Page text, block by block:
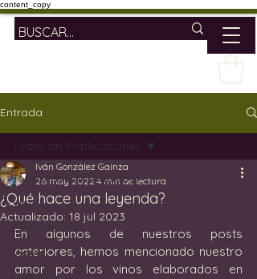
content_copy
Entrada
Todas las Publicaciones
Vino
Estilo de vida
Viajar
Todas las Publicaciones
¿Qué hace una leyenda?
Iván González Gaínza
26 may 2022 4 min de lectura
Actualizado: 18 jul 2023
En algunos de nuestros posts
anteriores, hemos mencionado nuestro
amor por los vinos elaborados en